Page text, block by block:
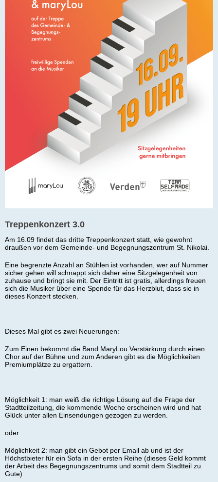
Treppenkonzert 3.0
Am 16.09 findet das dritte Treppenkonzert statt, wie gewohnt
draußen vor dem Gemeinde- und Begegnungszentrum St. Nikolai.
Eine begrenzte Anzahl an Stühlen ist vorhanden, wer auf Nummer
sicher gehen will schnappt sich daher eine Sitzgelegenheit von
zuhause und bringt sie mit. Der Eintritt ist gratis, allerdings freuen
sich die Musiker über eine Spende für das Herzblut, dass sie in
dieses Konzert stecken.
Dieses Mal gibt es zwei Neuerungen:
Zum Einen bekommt die Band MaryLou Verstärkung durch einen
Chor auf der Bühne und zum Anderen gibt es die Möglichkeiten
Premiumplätze zu ergattern.
Möglichkeit 1: man weiß die richtige Lösung auf die Frage der
Stadtteilzeitung, die kommende Woche erscheinen wird und hat
Glück unter allen Einsendungen gezogen zu werden.
oder
Möglichkeit 2: man gibt ein Gebot per Email ab und ist der
Höchstbieter für ein Sofa in der ersten Reihe (dieses Geld kommt
der Arbeit des Begegnungszentrums und somit dem Stadtteil zu
Gute)